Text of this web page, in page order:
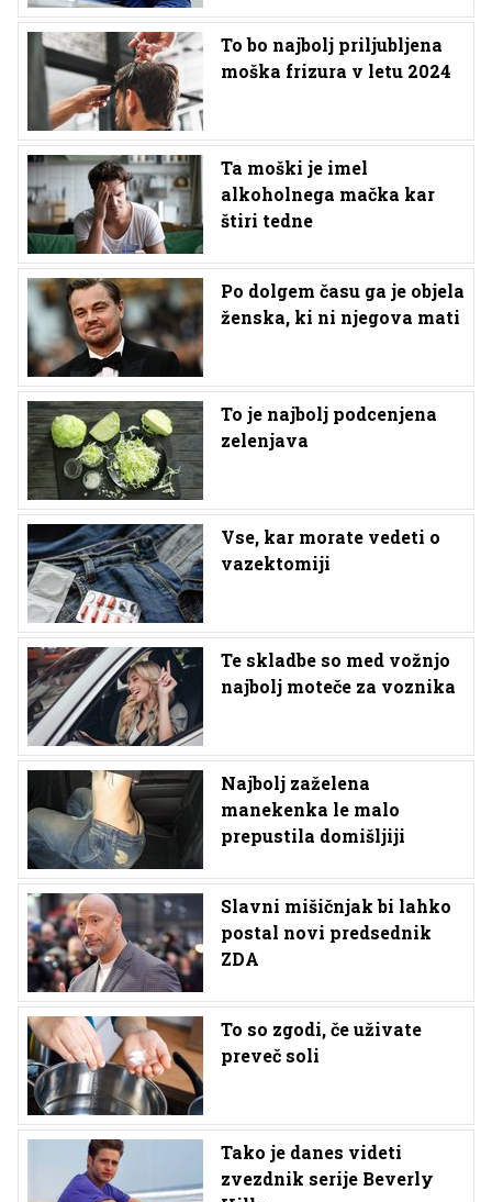
To bo najbolj priljubljena
moška frizura v letu 2024
Ta moški je imel
alkoholnega mačka kar
štiri tedne
Po dolgem času ga je objela
ženska, ki ni njegova mati
To je najbolj podcenjena
zelenjava
Vse, kar morate vedeti o
vazektomiji
Te skladbe so med vožnjo
najbolj moteče za voznika
Najbolj zaželena
manekenka le malo
prepustila domišljiji
Slavni mišičnjak bi lahko
postal novi predsednik
ZDA
To so zgodi, če uživate
preveč soli
Tako je danes videti
zvezdnik serije Beverly